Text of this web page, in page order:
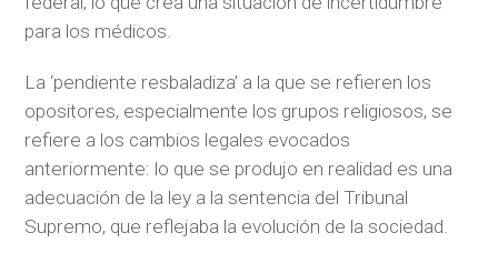
para los médicos.
La ‘pendiente resbaladiza’ a la que se refieren los
opositores, especialmente los grupos religiosos, se
refiere a los cambios legales evocados
anteriormente: lo que se produjo en realidad es una
adecuación de la ley a la sentencia del Tribunal
Supremo, que reflejaba la evolución de la sociedad.